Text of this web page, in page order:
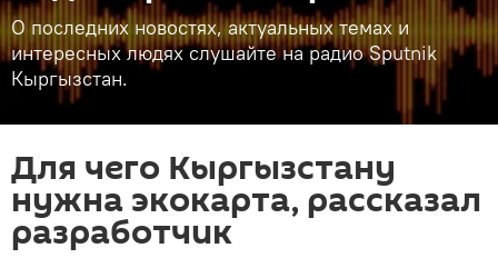
О последних новостях, актуальных темах и
интересных людях слушайте на радио Sputnik
Кыргызстан.
Для чего Кыргызстану
нужна экокарта, рассказал
разработчик